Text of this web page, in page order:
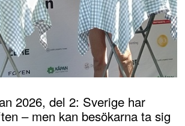
2026, del 2: Sverige har
– men kan besökarna ta sig